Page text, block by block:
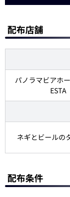
配布店舗
パノラマビアホ
ESTA
ネギとビールの
配布条件